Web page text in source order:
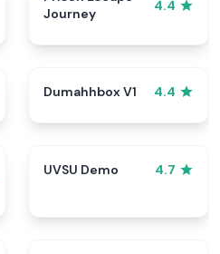
Journey
4.4
Dumahhbox V1 4.4
UVSU Demo 4.7